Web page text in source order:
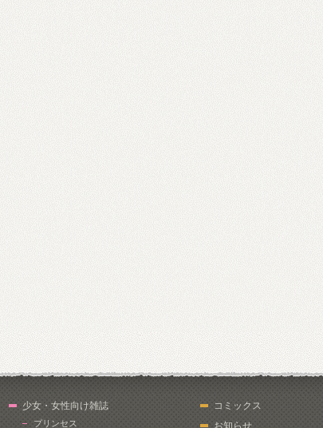
少女・女性向け雑誌
プリンセス
コミックス
お知らせ